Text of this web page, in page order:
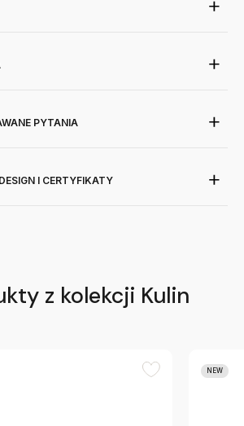
PYTANIA
I CERTYFIKATY
z kolekcji Kulin
NEW